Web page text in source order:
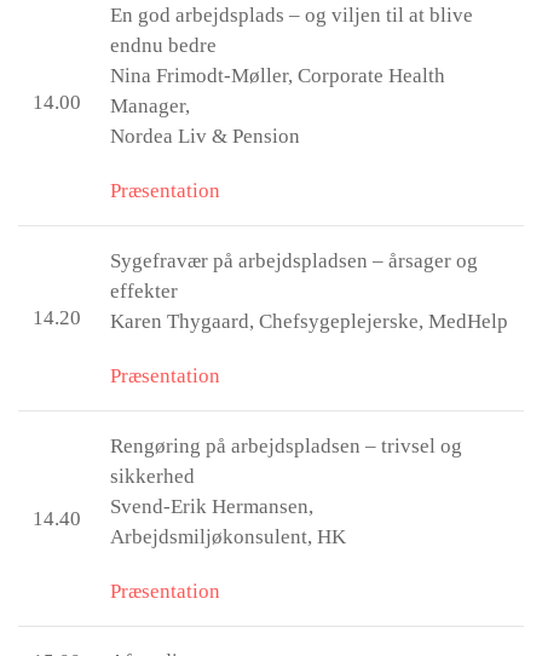
14.00
En god arbejdsplads – og viljen til at blive
endnu bedre
Nina Frimodt-Møller, Corporate Health
Manager,
Nordea Liv & Pension
Præsentation
14.20
Sygefravær på arbejdspladsen – årsager og
effekter
Karen Thygaard, Chefsygeplejerske, MedHelp
Præsentation
14.40
Rengøring på arbejdspladsen – trivsel og
sikkerhed
Svend-Erik Hermansen,
Arbejdsmiljøkonsulent, HK
Præsentation